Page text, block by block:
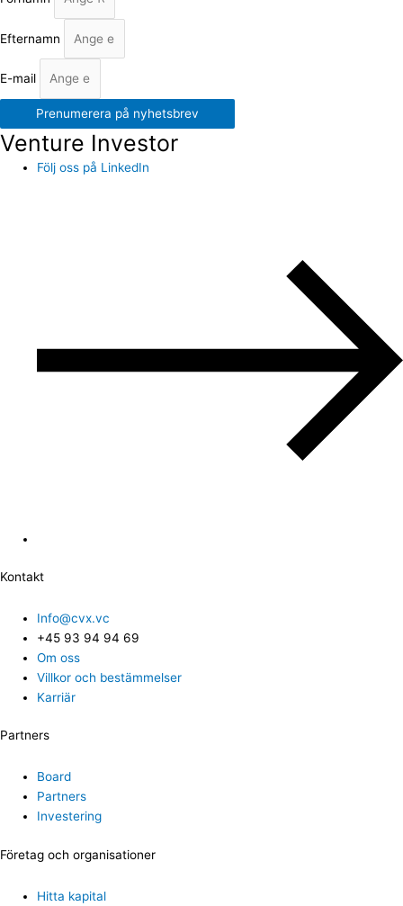
Efternamn
E-mail
Prenumerera på nyhetsbrev
Venture Investor
Följ oss på LinkedIn
Kontakt
Info@cvx.vc
+45 93 94 94 69
Om oss
Villkor och bestämmelser
Karriär
Partners
Board
Partners
Investering
Företag och organisationer
Hitta kapital